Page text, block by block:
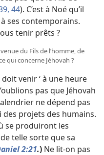
44). C’est à Noé qu’il
ses contemporains.
tenir prêts ?
du Fils de l’homme, de
qui concerne Jéhovah ?
venir ‘ à une heure
pas que Jéhovah
ne dépend pas
projets des humains.
se produiront les
telle sorte que sa
2:21.) Ne lit-​on pas